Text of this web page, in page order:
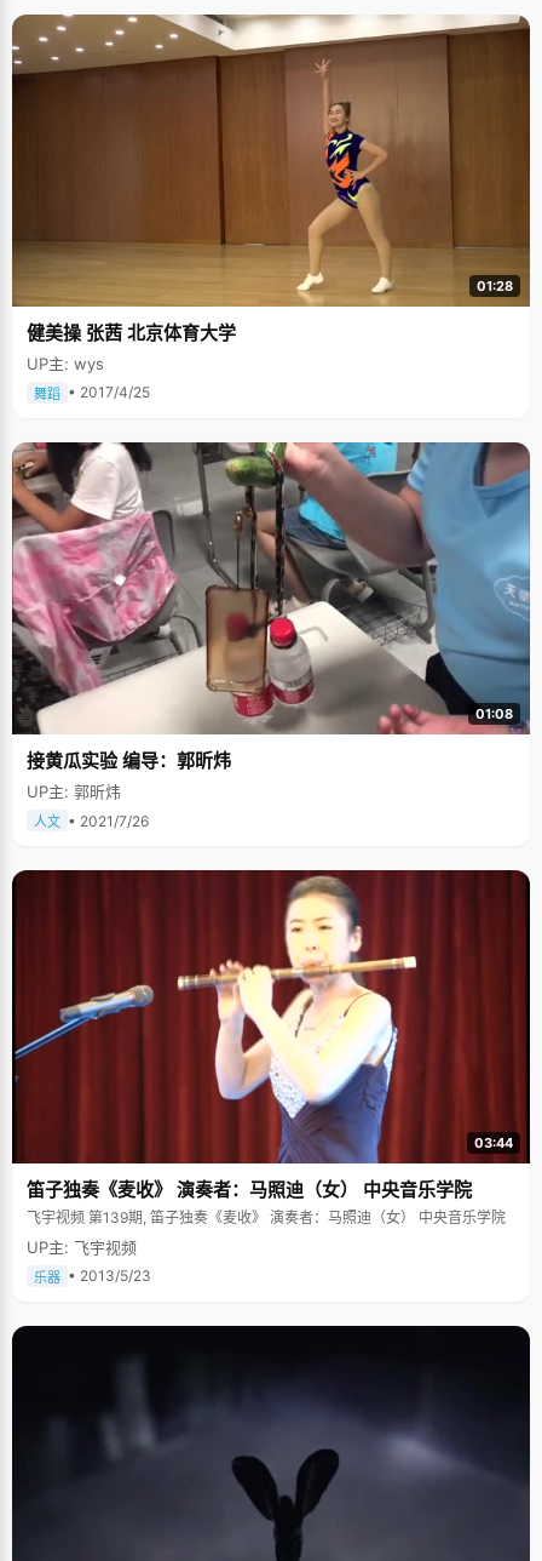
别人没有做出来就会去翻答案，看过步骤之后就不会继续看了。陈敏不会仅
此而已，她会主动地去思考这个题为什么会这样做，有什么道理，跟什么知
识有联系，是否还可以以其他的方法解题等等，无形中，将很多的知识都串
联了起来，也弄清楚了这类题目的出题点和解题点，陈敏说，"高中的时候，
放假的时候，她都会把下一个学期的课本借来给陈敏看，渐渐的，陈敏养成
了预习的习惯，每次上新课之前她都会把课本先翻一翻。陈敏说，自己身上
还有一点妈妈争强好胜的性格，以前一直把学习看得很重要，考试要考一个
好分数，做什么事情都要力求完美，争取做得比别人好。大学里社团会议之
后，需要整理会议记录，这是一件很烦琐零碎的事情，每次陈敏都会认真细
心的整理所有信息，将整理好的资料发给大家，让每一个人清楚地知道自己
的工作任务，常常要弄到晚上三四点钟，"整理会议记录是谁都可以做的事
情，但是我希望比别人更认真，做得更好一些。" 不卑不亢的女孩 "陈敏，你
就是陈敏，一个不卑不亢的女孩。人们都说三岁看到老，但是陈敏在幼儿园
的表现却很不优秀。那时候老师教写数字"8"，陈敏怎么写都不对，老
把"8"字写成横的，纠正了大半个学期才改了过来。从小班到大班，陈敏走路
个孩子是不是有问题，只有一个阿姨一直很照顾陈敏，坚持把她安排在第一
排的位置，让她喊队、带操。"直到现在，我还非常感谢这个阿姨，"陈敏
努力得不够"。 心劲要足，心气不高 陈敏毫不忌言自己是个复读生，第一年
高考她以一分之差与北大失之交臂，这对一向好强的陈敏是个沉重的打
击，"刚开始的时候整个人都要崩溃了，不敢相信这是真的。"不过，陈敏非
常感谢复读的这一年，它让陈敏不仅仅如愿考入北大，拿到状元，更重要的
是领悟到一个做事的态度："心劲要足，心气不能高"。 复读刚开始，陈敏也
会有些心理不平衡，感觉老天跟自己开了个玩笑，在经过半个学期的复习之
后，陈敏突然想明白了："每个人的成绩都是围绕着一个水平线在起伏，自己
高考的失利正好赶上了低谷。如果自己能把整个水平线都抬高一个档次，高
到就算高考跌到谷底的时候也能跌进北大"。想明白了这个道理之后，陈敏没
有怨天尤人，静下心来踏踏实实的学习，将提高自己能力的那条水平线作为
目标。陈敏将复读看成是给自己创造的一个机会，千万不能浪费了，"做什么
事情心气都不能太高了，踏踏实实做事才是最实际的。"很多尖子生落榜复读
却不能取得理想的成绩，正是因为他们将自己高估太多，过分自信而放松了
学习。 陈敏坚信，机会是留给有准备的人的，例如在走访一个单位之前，陈
敏不会像很多同学一样同时投很多家单位，而是盯好一个单位之后，做充分
准备，将该单位资料都收集详细之后才登门拜访，让对方感觉到自己很有诚
意。这样，我们就不难理解，陈敏将我们采访记者的资料都查得很清楚的举
商都是"儒商"，重诚信、爱捉摸，更多时候表现的都是一种大智慧，"比如飞
宇网吧的老板王跃胜，同样是开网吧，一般人都只是提供一些饮料呀套餐等
西人认真、踏实、爱捉摸的品格。
01:28
健美操 张茜 北京体育大学
UP主: wys
舞蹈 • 2017/4/25
01:08
接黄瓜实验 编导：郭昕炜
UP主: 郭昕炜
人文 • 2021/7/26
03:44
笛子独奏《麦收》 演奏者：马照迪（女） 中央音乐学院
飞宇视频 第139期, 笛子独奏《麦收》 演奏者：马照迪（女） 中央音乐学院
UP主: 飞宇视频
乐器 • 2013/5/23